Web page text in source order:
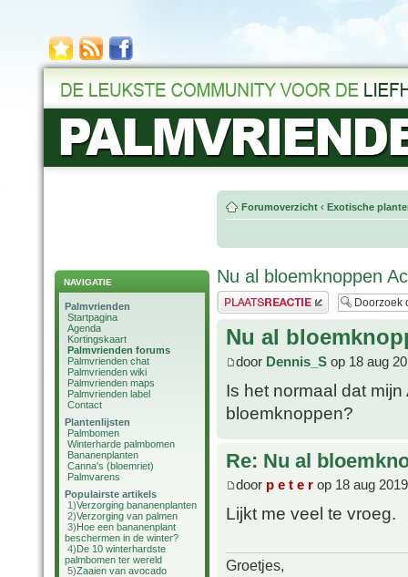
NAVIGATIE
Palmvrienden
Startpagina
Agenda
Kortingskaart
Palmvrienden forums
Palmvrienden chat
Palmvrienden wiki
Palmvrienden maps
Palmvrienden label
Contact
Plantenlijsten
Palmbomen
Winterharde palmbomen
Bananenplanten
Canna's (bloemriet)
Palmvarens
Populairste artikels
1)Verzorging bananenplanten
2)Verzorging van palmen
3)Hoe een bananenplant
beschermen in de winter?
4)De 10 winterhardste
palmbomen ter wereld
5)Zaaien van avocado
Forumoverzicht ‹ Exotische
Nu al bloemknoppen
Plaats een reactie
Nu al
door Dennis_S op 18 aug
Is het normaal dat
bloemknoppen?
Re: Nu al
door p e t e r op 18 aug
Lijkt me veel te vroeg.
Groetjes,